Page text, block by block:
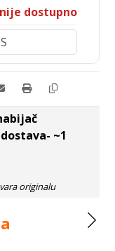
nije dostupno
dostava- ~1